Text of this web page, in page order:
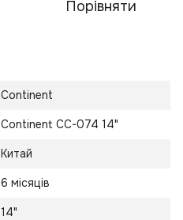
Порівняти
Continent
Continent CC-074 14"
Китай
6 місяців
14"